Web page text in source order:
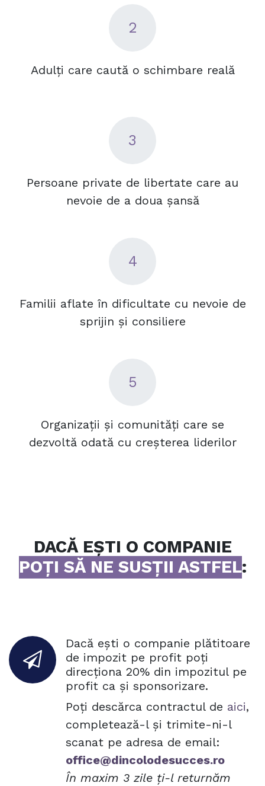
2
Adulți care caută o schimbare reală​
3
Persoane private de libertate care au
nevoie de a doua șansă​
4
Familii aflate în dificultate cu nevoie de
sprijin și consiliere​
5
Organizații și comunități care se
dezvoltă odată cu creșterea liderilor
DACĂ EȘTI O COMPANIE
POȚI SĂ NE SUSȚII ASTFEL:
Dacă ești o companie plătitoare
de impozit pe profit poți
direcționa 20% din impozitul pe
profit ca și sponsorizare.
Poți descărca contractul de aici,
completează-l și trimite-ni-l
scanat pe adresa de email:
office@dincolodesucces.ro
În maxim 3 zile ți-l returnăm